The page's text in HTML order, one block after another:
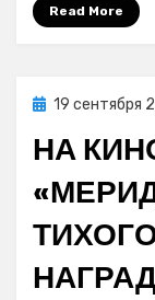
Read More
Posted
19 сентября
НА